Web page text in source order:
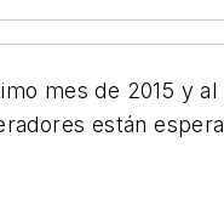
mes de 2015 y
están